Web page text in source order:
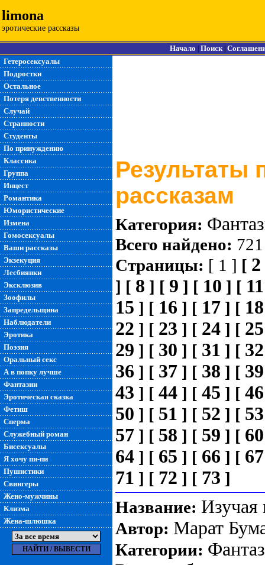
limona
эротические рассказы
Начало Поиск|
Гетеросексуалы
Подростки
Остальное
Потеря девственности
Случай
Странности
Студенты
По принуждению
Классика
Группа
Инцест
Романтика
Юмористические
Измена
Гомосексуалы
Ваши рассказы
Экзекуция
Лесбиянки
Эксклюзив
Зоофилы
Запредельщина
Наблюдатели
Эротика
Поэзия
Оральный секс
А в попку лучше
Фантазии
Эротическая сказка
Фетиш
Сперма
Служебный роман
Бисексуалы
Я хочу пи-пи
Пушистики
Свингеры
Жено-мужчины
Клизма
Жена-шлюшка
Результаты
рассказам
Категория:
Всего найдено:
Страницы: [ 1 ] [ 2
] [ 8 ] [ 9 ] [ 10 ] [ 11
15 ] [ 16 ] [ 17 ] [ 18
22 ] [ 23 ] [ 24 ] [ 25
29 ] [ 30 ] [ 31 ] [ 32
36 ] [ 37 ] [ 38 ] [ 39
43 ] [ 44 ] [ 45 ] [ 46
50 ] [ 51 ] [ 52 ] [ 53
57 ] [ 58 ] [ 59 ] [ 60
64 ] [ 65 ] [ 66 ] [ 67
71 ] [ 72 ] [ 73 ]
Название:
Автор: Марат
Категории: